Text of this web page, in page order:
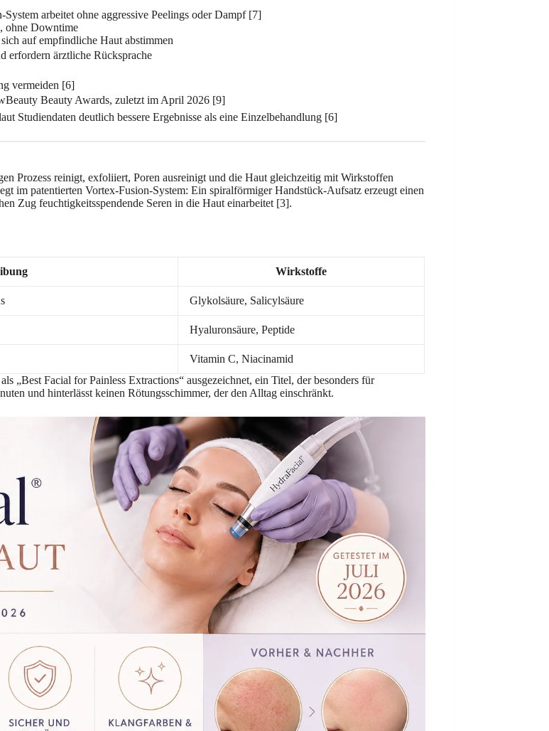
System arbeitet ohne aggressive Peelings oder Dampf [7]
ohne Downtime
auf empfindliche Haut abstimmen
erfordern ärztliche Rücksprache
vermeiden [6]
Beauty Awards, zuletzt im April 2026 [9]
Studiendaten deutlich bessere Ergebnisse als eine Einzelbehandlung [6]
Prozess reinigt, exfoliiert, Poren ausreinigt und die Haut gleichzeitig mit Wirkstoffen
im patentierten Vortex-Fusion-System: Ein spiralförmiger Handstück-Aufsatz erzeugt einen
Zug feuchtigkeitsspendende Seren in die Haut einarbeitet [3].
Wirkstoffe
Glykolsäure, Salicylsäure
Hyaluronsäure, Peptide
Vitamin C, Niacinamid
Facial for Painless Extractions“ ausgezeichnet, ein Titel, der besonders für
und hinterlässt keinen Rötungsschimmer, der den Alltag einschränkt.